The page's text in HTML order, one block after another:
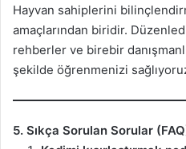
Hayvan sahiplerini
amaçlarından biridir.
rehberler ve birebir
şekilde öğrenmenizi
5. Sıkça Sorulan Sorular